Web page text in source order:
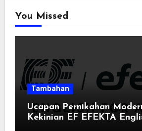
You Missed
Tambahan
Ucapan Pernikahan
Kekinian EF EFEKTA